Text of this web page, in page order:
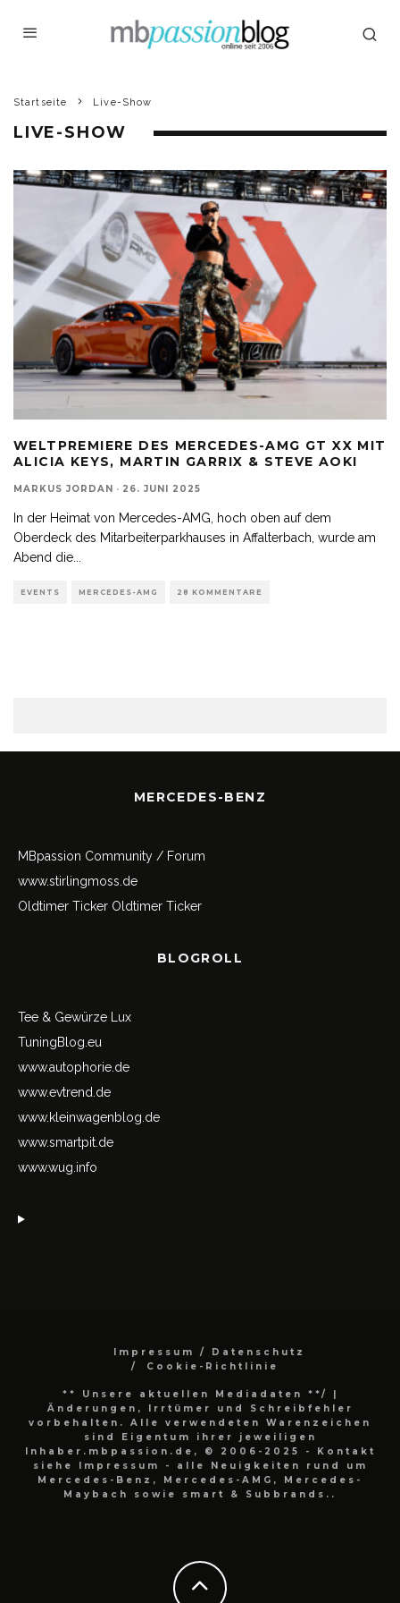
Startseite Live-Show
LIVE-SHOW
WELTPREMIERE DES MERCEDES-AMG GT XX MIT
ALICIA KEYS, MARTIN GARRIX & STEVE AOKI
MARKUS JORDAN · 26. JUNI 2025
In der Heimat von Mercedes-AMG, hoch oben auf dem
Oberdeck des Mitarbeiterparkhauses in Affalterbach, wurde am
Abend die
EVENTS MERCEDES-AMG 28 KOMMENTARE
MERCEDES-BENZ
MBpassion Community / Forum
www.stirlingmoss.de
Oldtimer Ticker Oldtimer Ticker
BLOGROLL
Tee & Gewürze Lux
TuningBlog.eu
www.autophorie.de
www.evtrend.de
www.kleinwagenblog.de
www.smartpit.de
www.wug.info
Impressum / Datenschutz
Cookie-Richtlinie
** Unsere aktuellen Mediadaten **/
|
Änderungen, Irrtümer und Schreibfehler
vorbehalten. Alle verwendeten Warenzeichen
sind Eigentum ihrer jeweiligen
Inhaber.mbpassion.de, © 2006-2025 - Kontakt
siehe Impressum - alle Neuigkeiten rund um
Mercedes-Benz, Mercedes-AMG, Mercedes-
Maybach sowie smart & Subbrands..